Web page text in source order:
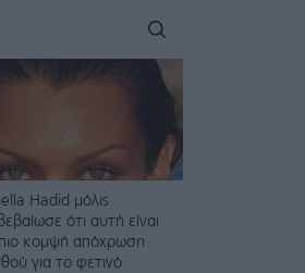
Hadid μόλις
ότι αυτή είναι
κομψή απόχρωση
για το φετινό